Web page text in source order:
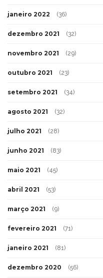
janeiro 2022 (36)
dezembro 2021 (32)
novembro 2021 (29)
outubro 2021 (23)
setembro 2021 (34)
agosto 2021 (32)
julho 2021 (28)
junho 2021 (83)
maio 2021 (45)
abril 2021 (53)
março 2021 (9)
fevereiro 2021 (71)
janeiro 2021 (81)
dezembro 2020 (56)